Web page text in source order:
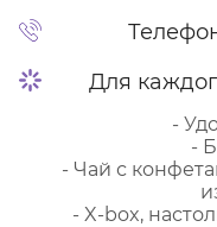
Для
-
-
- Чай с
- X-box,